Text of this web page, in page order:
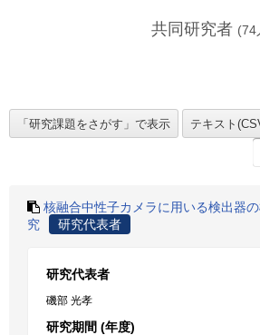
共同研究者 (74
核融合中性子カメラに用いる検出器
究
研究代表者
研究代表者
磯部 光孝
研究期間 (年度)